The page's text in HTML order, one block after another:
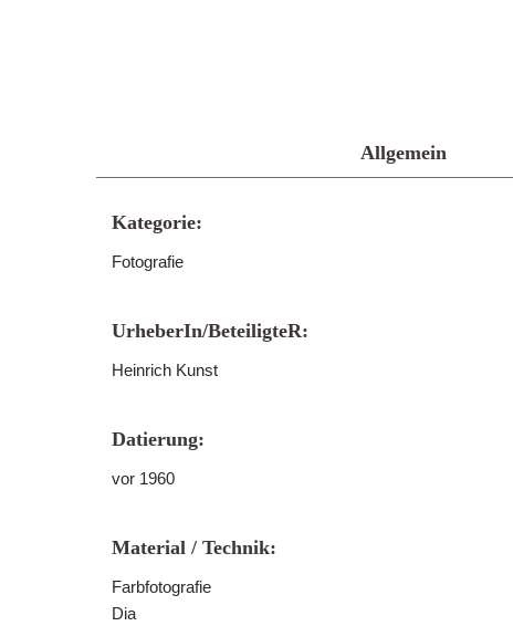
Allgemein
Kategorie:
Fotografie
UrheberIn/BeteiligteR:
Heinrich Kunst
Datierung:
vor 1960
Material / Technik:
Farbfotografie
Dia